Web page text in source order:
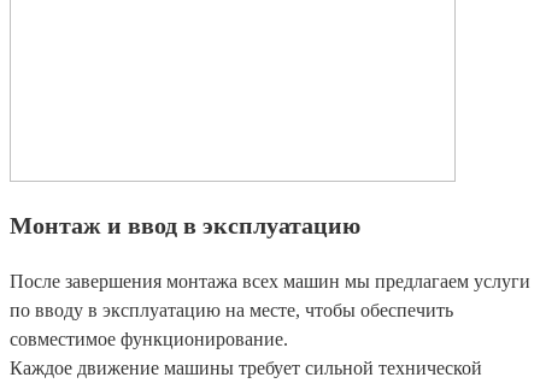
Монтаж и ввод в эксплуатацию
После завершения монтажа всех машин мы предлагаем услуги
по вводу в эксплуатацию на месте, чтобы обеспечить
совместимое функционирование.
Каждое движение машины требует сильной технической